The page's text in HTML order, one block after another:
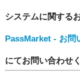
システムに関する
PassMarket - お問
にてお問い合わせ